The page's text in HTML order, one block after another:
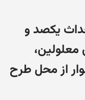
یکصد و
از محل طرح